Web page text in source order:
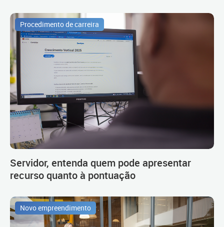
Procedimento de carreira
Servidor, entenda quem pode apresentar
recurso quanto à pontuação
Novo empreendimento